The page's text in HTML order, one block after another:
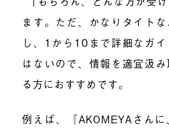
ます。ただ、かなりタイト
し、1から10まで詳細なガ
はないので、情報を適宜汲
る方におすすめです。
例えば、『AKOMEYAさん